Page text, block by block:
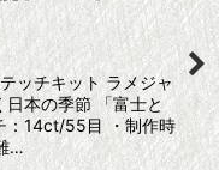
ッチキット ラメジャ
本の季節 「富士と
：14ct/55目 ・制作時
…